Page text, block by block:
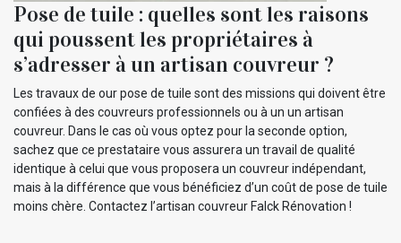
Pose de tuile : quelles sont les raisons
qui poussent les propriétaires à
s’adresser à un artisan couvreur ?
Les travaux de our pose de tuile sont des missions qui doivent être
confiées à des couvreurs professionnels ou à un un artisan
couvreur. Dans le cas où vous optez pour la seconde option,
sachez que ce prestataire vous assurera un travail de qualité
identique à celui que vous proposera un couvreur indépendant,
mais à la différence que vous bénéficiez d’un coût de pose de tuile
moins chère. Contactez l’artisan couvreur Falck Rénovation !